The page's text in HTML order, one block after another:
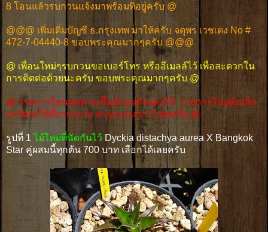
8 โอนแล้วรบกวนแจ้งมาพร้อมที่อยู่ครับ @
@@@ เพิ่มเติ่มบัญชี ธ.กรุงเทพ มาให้ครับ จตุพร เวชเตง No #
472-7-04440-8 ขอบพระคุณมากๆครับ @@@
@ เพื่อนใหม่ๆรบกวนขอเบอร์โทร หรืออีเมลล์ไว้ เพื่อสะดวกใน
การติดต่อด้วยนะครับ ขอบพระคุณมากๆครับ @
@ รายการไหนหมด จะขึ้นอักษรตัวแดงให้ รายการไหนต้นเล็ก
จะจัดส่งให้ทั้งกระถาง สรุปรอบแรก 3 ทุ่มครับ @
รูปที่ 1ไม้ใหม่ที่นัดกันไว้ Dyckia distachya aurea X Bangkok
Star คู่ผสมนี้ทุกต้น 700 บาท เลือกได้เลยครับ